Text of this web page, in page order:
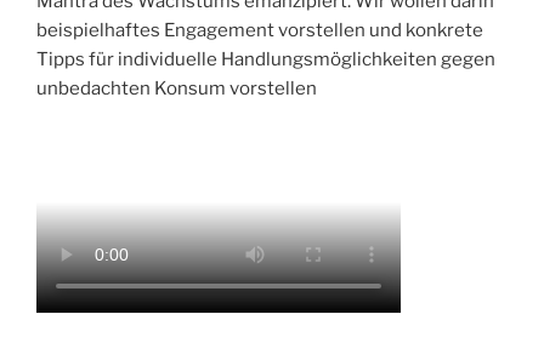
beispielhaftes Engagement vorstellen und konkrete
Tipps für individuelle Handlungsmöglichkeiten gegen
unbedachten Konsum vorstellen